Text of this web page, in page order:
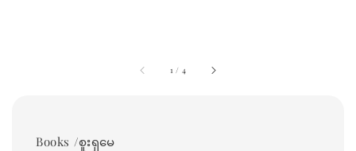
1 / 4
Books /စူးရှမေ